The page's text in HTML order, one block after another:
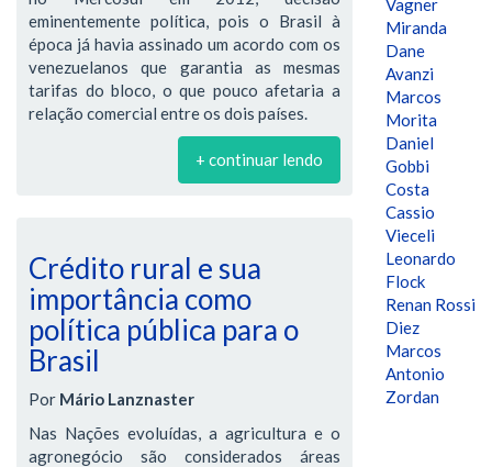
eminentemente política, pois o Brasil à
época já havia assinado um acordo com os
venezuelanos que garantia as mesmas
tarifas do bloco, o que pouco afetaria a
relação comercial entre os dois países.
+ continuar lendo
Crédito rural e sua
importância como
política pública para o
Brasil
Por Mário Lanznaster
Nas Nações evoluídas, a agricultura e o
agronegócio são considerados áreas
Vagner
Miranda
Dane
Avanzi
Marcos
Morita
Daniel
Gobbi
Costa
Cassio
Vieceli
Leonardo
Flock
Renan Rossi
Diez
Marcos
Antonio
Zordan